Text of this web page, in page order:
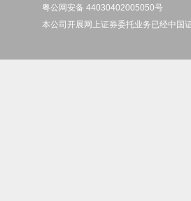
粤公网安备 44030402005050号
本公司开展网上证券委托业务已经中国